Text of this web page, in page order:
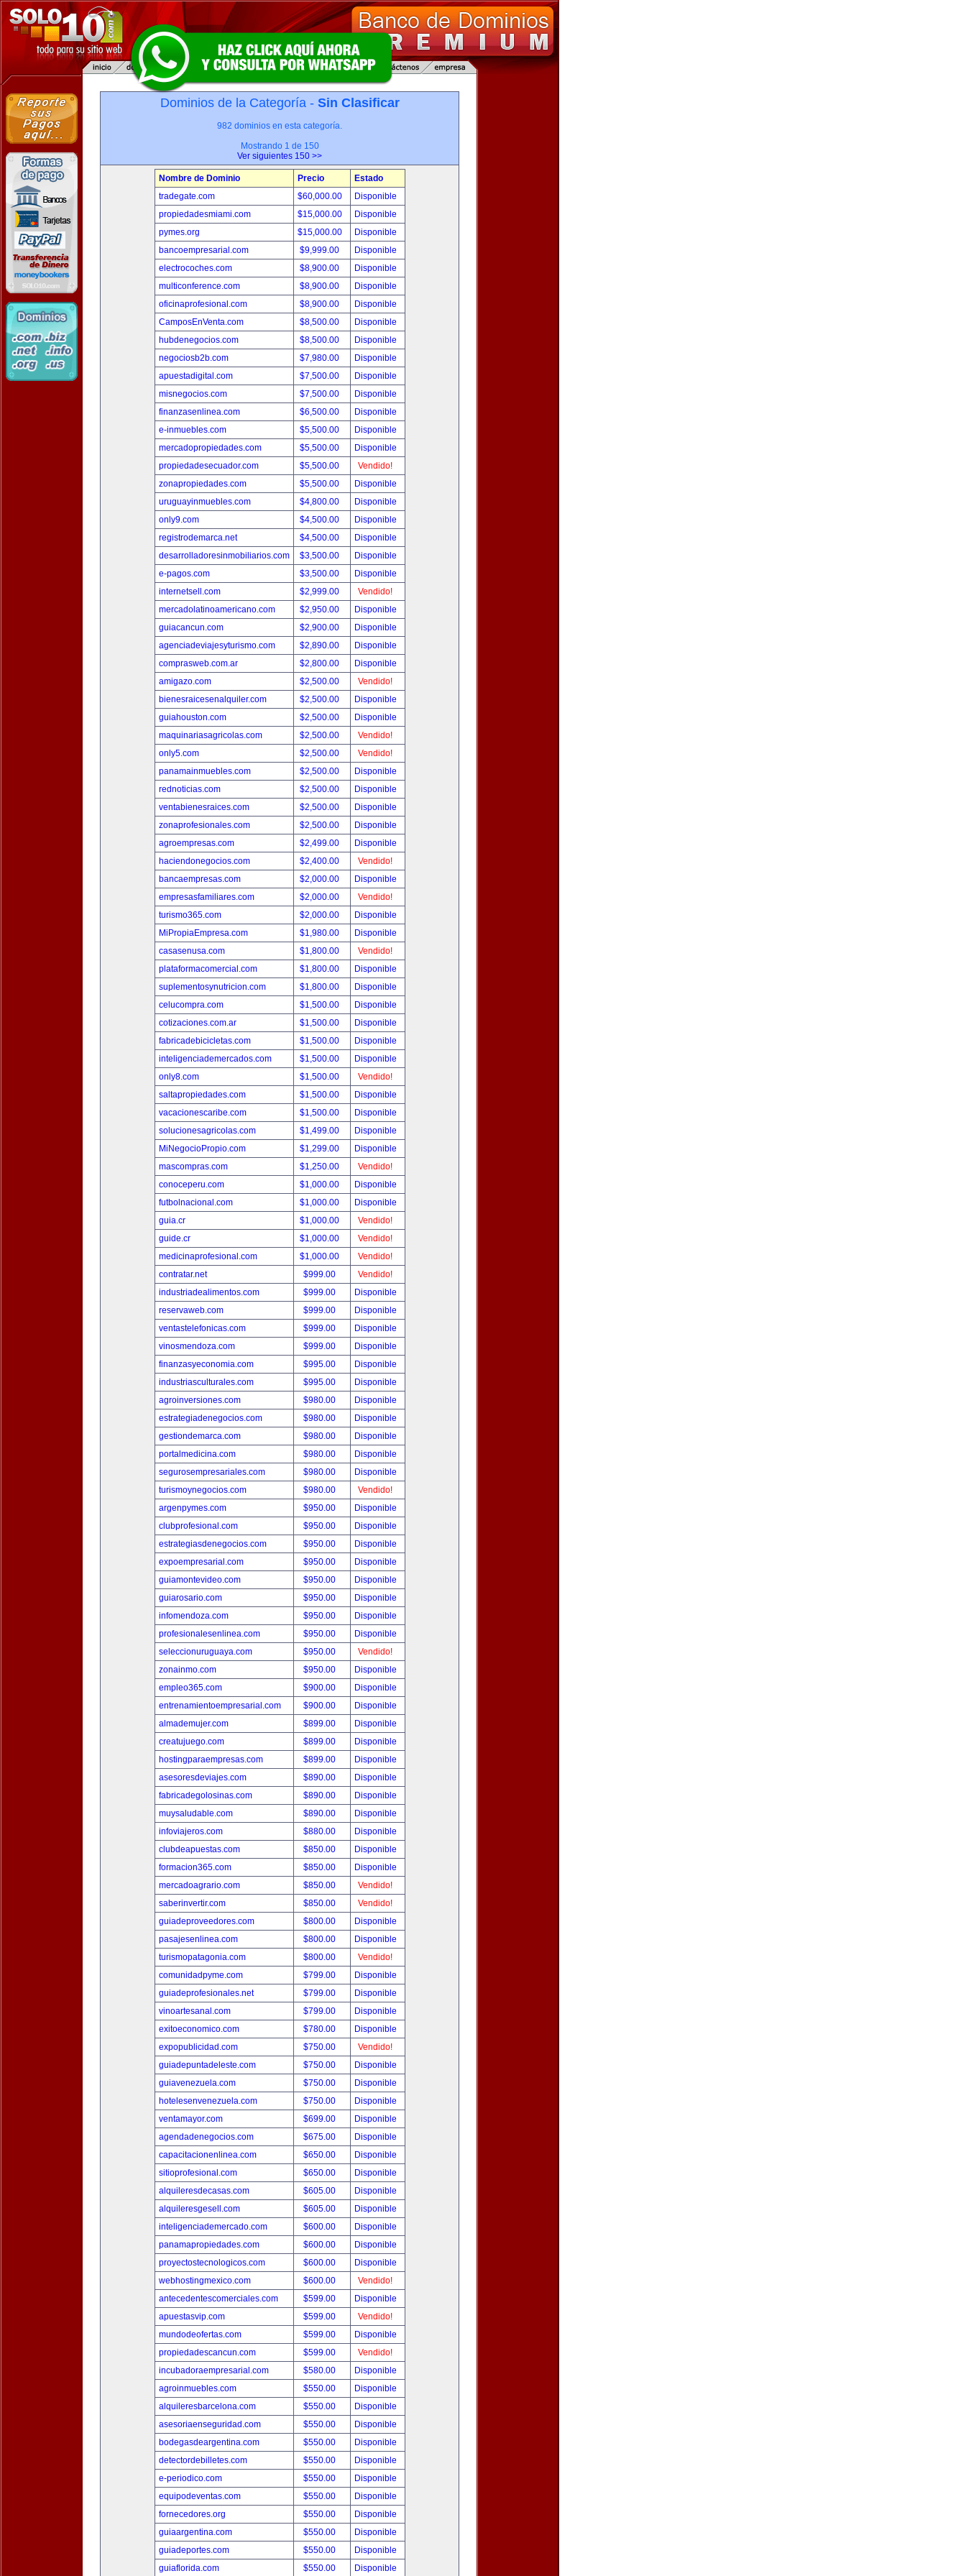
Dominios de la Categoría - Sin Clasificar
982 dominios en esta categoría.
Mostrando 1 de 150
Ver siguientes 150 >>
Nombre de Dominio Precio
Estado
tradegate.com
$60,000.00
Disponible
propiedadesmiami.com
$15,000.00
Disponible
pymes.org
$15,000.00
Disponible
bancoempresarial.com
$9,999.00
Disponible
electrocoches.com
$8,900.00
Disponible
multiconference.com
$8,900.00
Disponible
oficinaprofesional.com
$8,900.00
Disponible
CamposEnVenta.com
$8,500.00
Disponible
hubdenegocios.com
$8,500.00
Disponible
negociosb2b.com
$7,980.00
Disponible
apuestadigital.com
$7,500.00
Disponible
misnegocios.com
$7,500.00
Disponible
finanzasenlinea.com
$6,500.00
Disponible
e-inmuebles.com
$5,500.00
Disponible
mercadopropiedades.com
$5,500.00
Disponible
propiedadesecuador.com
$5,500.00
Vendido!
zonapropiedades.com
$5,500.00
Disponible
uruguayinmuebles.com
$4,800.00
Disponible
only9.com
$4,500.00
Disponible
registrodemarca.net
$4,500.00
Disponible
desarrolladoresinmobiliarios.com
$3,500.00
Disponible
e-pagos.com
$3,500.00
Disponible
internetsell.com
$2,999.00
Vendido!
mercadolatinoamericano.com
$2,950.00
Disponible
guiacancun.com
$2,900.00
Disponible
agenciadeviajesyturismo.com
$2,890.00
Disponible
comprasweb.com.ar
$2,800.00
Disponible
amigazo.com
$2,500.00
Vendido!
bienesraicesenalquiler.com
$2,500.00
Disponible
guiahouston.com
$2,500.00
Disponible
maquinariasagricolas.com
$2,500.00
Vendido!
only5.com
$2,500.00
Vendido!
panamainmuebles.com
$2,500.00
Disponible
rednoticias.com
$2,500.00
Disponible
ventabienesraices.com
$2,500.00
Disponible
zonaprofesionales.com
$2,500.00
Disponible
agroempresas.com
$2,499.00
Disponible
haciendonegocios.com
$2,400.00
Vendido!
bancaempresas.com
$2,000.00
Disponible
empresasfamiliares.com
$2,000.00
Vendido!
turismo365.com
$2,000.00
Disponible
MiPropiaEmpresa.com
$1,980.00
Disponible
casasenusa.com
$1,800.00
Vendido!
plataformacomercial.com
$1,800.00
Disponible
suplementosynutricion.com
$1,800.00
Disponible
celucompra.com
$1,500.00
Disponible
cotizaciones.com.ar
$1,500.00
Disponible
fabricadebicicletas.com
$1,500.00
Disponible
inteligenciademercados.com
$1,500.00
Disponible
only8.com
$1,500.00
Vendido!
saltapropiedades.com
$1,500.00
Disponible
vacacionescaribe.com
$1,500.00
Disponible
solucionesagricolas.com
$1,499.00
Disponible
MiNegocioPropio.com
$1,299.00
Disponible
mascompras.com
$1,250.00
Vendido!
conoceperu.com
$1,000.00
Disponible
futbolnacional.com
$1,000.00
Disponible
guia.cr
$1,000.00
Vendido!
guide.cr
$1,000.00
Vendido!
medicinaprofesional.com
$1,000.00
Vendido!
contratar.net
$999.00
Vendido!
industriadealimentos.com
$999.00
Disponible
reservaweb.com
$999.00
Disponible
ventastelefonicas.com
$999.00
Disponible
vinosmendoza.com
$999.00
Disponible
finanzasyeconomia.com
$995.00
Disponible
industriasculturales.com
$995.00
Disponible
agroinversiones.com
$980.00
Disponible
estrategiadenegocios.com
$980.00
Disponible
gestiondemarca.com
$980.00
Disponible
portalmedicina.com
$980.00
Disponible
segurosempresariales.com
$980.00
Disponible
turismoynegocios.com
$980.00
Vendido!
argenpymes.com
$950.00
Disponible
clubprofesional.com
$950.00
Disponible
estrategiasdenegocios.com
$950.00
Disponible
expoempresarial.com
$950.00
Disponible
guiamontevideo.com
$950.00
Disponible
guiarosario.com
$950.00
Disponible
infomendoza.com
$950.00
Disponible
profesionalesenlinea.com
$950.00
Disponible
seleccionuruguaya.com
$950.00
Vendido!
zonainmo.com
$950.00
Disponible
empleo365.com
$900.00
Disponible
entrenamientoempresarial.com
$900.00
Disponible
almademujer.com
$899.00
Disponible
creatujuego.com
$899.00
Disponible
hostingparaempresas.com
$899.00
Disponible
asesoresdeviajes.com
$890.00
Disponible
fabricadegolosinas.com
$890.00
Disponible
muysaludable.com
$890.00
Disponible
infoviajeros.com
$880.00
Disponible
clubdeapuestas.com
$850.00
Disponible
formacion365.com
$850.00
Disponible
mercadoagrario.com
$850.00
Vendido!
saberinvertir.com
$850.00
Vendido!
guiadeproveedores.com
$800.00
Disponible
pasajesenlinea.com
$800.00
Disponible
turismopatagonia.com
$800.00
Vendido!
comunidadpyme.com
$799.00
Disponible
guiadeprofesionales.net
$799.00
Disponible
vinoartesanal.com
$799.00
Disponible
exitoeconomico.com
$780.00
Disponible
expopublicidad.com
$750.00
Vendido!
guiadepuntadeleste.com
$750.00
Disponible
guiavenezuela.com
$750.00
Disponible
hotelesenvenezuela.com
$750.00
Disponible
ventamayor.com
$699.00
Disponible
agendadenegocios.com
$675.00
Disponible
capacitacionenlinea.com
$650.00
Disponible
sitioprofesional.com
$650.00
Disponible
alquileresdecasas.com
$605.00
Disponible
alquileresgesell.com
$605.00
Disponible
inteligenciademercado.com
$600.00
Disponible
panamapropiedades.com
$600.00
Disponible
proyectostecnologicos.com
$600.00
Disponible
webhostingmexico.com
$600.00
Vendido!
antecedentescomerciales.com
$599.00
Disponible
apuestasvip.com
$599.00
Vendido!
mundodeofertas.com
$599.00
Disponible
propiedadescancun.com
$599.00
Vendido!
incubadoraempresarial.com
$580.00
Disponible
agroinmuebles.com
$550.00
Disponible
alquileresbarcelona.com
$550.00
Disponible
asesoriaenseguridad.com
$550.00
Disponible
bodegasdeargentina.com
$550.00
Disponible
detectordebilletes.com
$550.00
Disponible
e-periodico.com
$550.00
Disponible
equipodeventas.com
$550.00
Disponible
fornecedores.org
$550.00
Disponible
guiaargentina.com
$550.00
Disponible
guiadeportes.com
$550.00
Disponible
guiaflorida.com
$550.00 Disponible